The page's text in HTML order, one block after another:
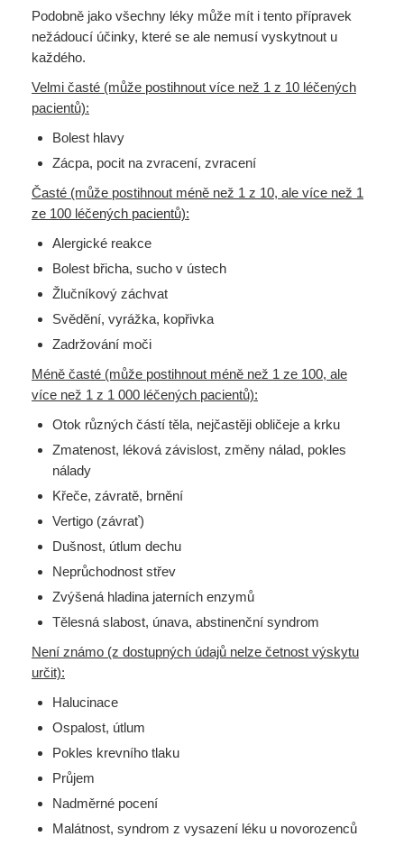
Podobně jako všechny léky může mít i tento přípravek
nežádoucí účinky, které se ale nemusí vyskytnout u
každého.
Velmi časté (může postihnout více než 1 z 10 léčených
pacientů):
Bolest hlavy
Zácpa, pocit na zvracení, zvracení
Časté (může postihnout méně než 1 z 10, ale více než 1
ze 100 léčených pacientů):
Alergické reakce
Bolest břicha, sucho v ústech
Žlučníkový záchvat
Svědění, vyrážka, kopřivka
Zadržování moči
Méně časté (může postihnout méně než 1 ze 100, ale
více než 1 z 1 000 léčených pacientů):
Otok různých částí těla, nejčastěji obličeje a krku
Zmatenost, léková závislost, změny nálad, pokles
nálady
Křeče, závratě, brnění
Vertigo (závrať)
Dušnost, útlum dechu
Neprůchodnost střev
Zvýšená hladina jaterních enzymů
Tělesná slabost, únava, abstinenční syndrom
Není známo (z dostupných údajů nelze četnost výskytu
určit):
Halucinace
Ospalost, útlum
Pokles krevního tlaku
Průjem
Nadměrné pocení
Malátnost, syndrom z vysazení léku u novorozenců